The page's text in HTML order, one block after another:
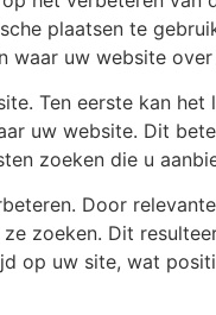
plaatsen te
waar uw website
Ten eerste kan
uw website. Dit
zoeken die u
Door
zoeken. Dit
op uw site, wat